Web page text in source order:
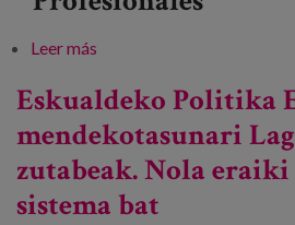
Leer más
Eskualdeko Politika
mendekotasunari
zutabeak. Nola
sistema bat